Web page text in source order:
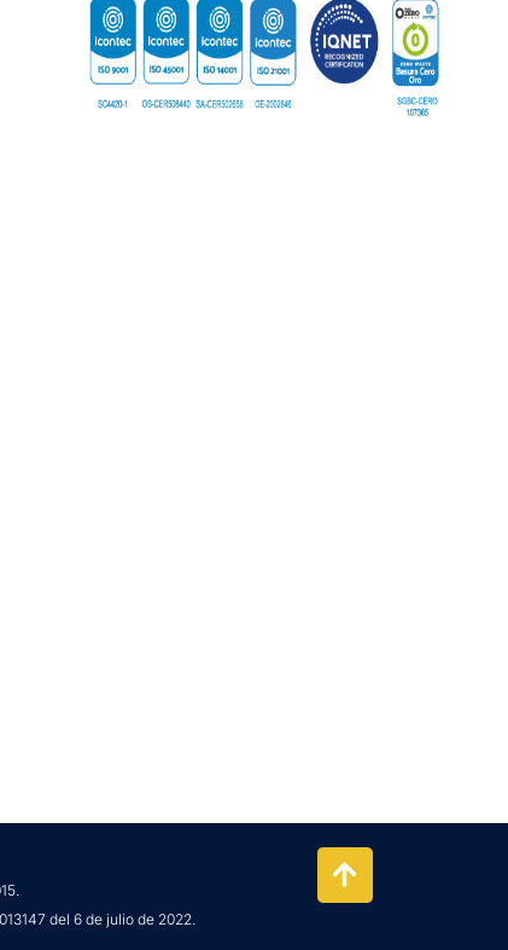
del 6 de julio de 2022.